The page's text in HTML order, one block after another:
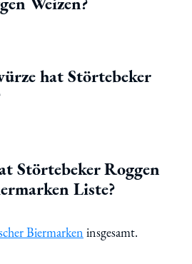
hat Störtebeker
Störtebeker Roggen
Liste?
Biermarken insgesamt.